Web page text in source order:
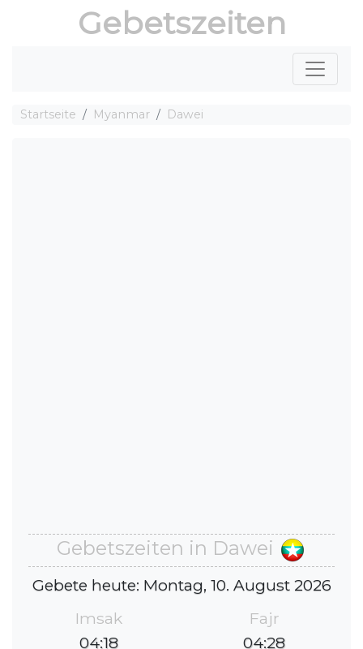
Gebetszeiten
Startseite Myanmar Dawei
Gebetszeiten in Dawei
Gebete heute: Montag, 10. August 2026
Imsak
04:18
Fajr
04:28